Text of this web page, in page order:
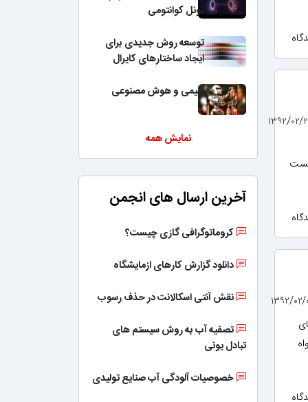
تونل کوانتومی
توسعه روش جدیدی برای
ایجاد ساختارهای کایرال
شیمی و هوش مصنوعی
نمایش همه
آخرین ارسال های انجمن
کروماتوگرافی گازی چیست؟
دانلود گزارش کارهای ازمایشگاه
نقش آنتی اسکالانت در حذف رسوب
تصفیه آب به روش سیستم های
تبادل یونی
خصوصیات آلودگی آب صنایع تولیدی